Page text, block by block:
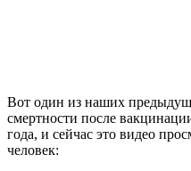
Вот один из наших
смертности после
года, и сейчас это видео
человек: